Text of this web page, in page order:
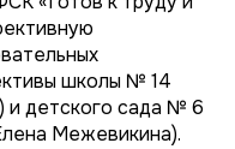
школы № 14
и детского сада № 6
Межевикина).